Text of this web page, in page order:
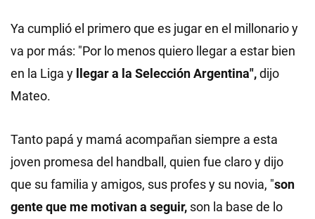
Ya cumplió el primero que es jugar en el millonario y
va por más: "Por lo menos quiero llegar a estar bien
en la Liga y llegar a la Selección Argentina",dijo
Mateo.
Tanto papá y mamá acompañan siempre a esta
joven promesa del handball, quien fue claro y dijo
que su familia y amigos, sus profes y su novia, "son
gente que me motivan a seguir, son la base de lo